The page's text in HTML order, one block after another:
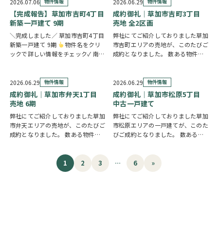
う、子育て世代にうれしい住環境で
す。全居室6帖…
2026.07.06
【完成報告】草加市吉町4丁目
新築一戸建て 9期
＼完成しました／ 草加市吉町4丁目
新築一戸建て 9期
物件名をクリ
ックで詳しい情報をチェック✓ 南道
駅徒歩15分のこの物件は、22.6帖
のゆとりあるLDKと対面キッチンを
備え…
2026.06.29
成約御礼｜草加市吉町3丁目
売地 全2区画
弊社にてご紹介しておりました草加
市吉町エリアの売地が、このたびご
成約となりました。 数ある物件の
とても嬉しく思っております。 駅
徒歩15分、2駅利用可能な立地に加
え、建築条件な…
2026.06.29 物件情報
成約御礼｜草加市弁天1丁目
売地 6期
弊社にてご紹介しておりました草加
市弁天エリアの売地が、このたびご
成約となりました。 数ある物件の
びいただけたことを、スタッフ一同
とても嬉しく思っております。 敷
地面積55坪超のゆとりある売地
2026.06.29 物件情報
成約御礼｜草加市松原5丁目
中古一戸建て
弊社にてご紹介しておりました草加
市松原エリアの一戸建てが、このた
びご成約となりました。 数ある物
お選びいただけたことを、スタッフ
一同とても嬉しく思っております。
駅徒歩12分の利便性と、桧家住宅
1 2 3 … 6 »